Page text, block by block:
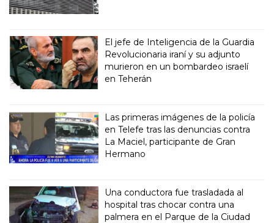
El jefe de Inteligencia de la Guardia
Revolucionaria iraní y su adjunto
murieron en un bombardeo israelí
en Teherán
Las primeras imágenes de la policía
en Telefe tras las denuncias contra
La Maciel, participante de Gran
Hermano
Una conductora fue trasladada al
hospital tras chocar contra una
palmera en el Parque de la Ciudad